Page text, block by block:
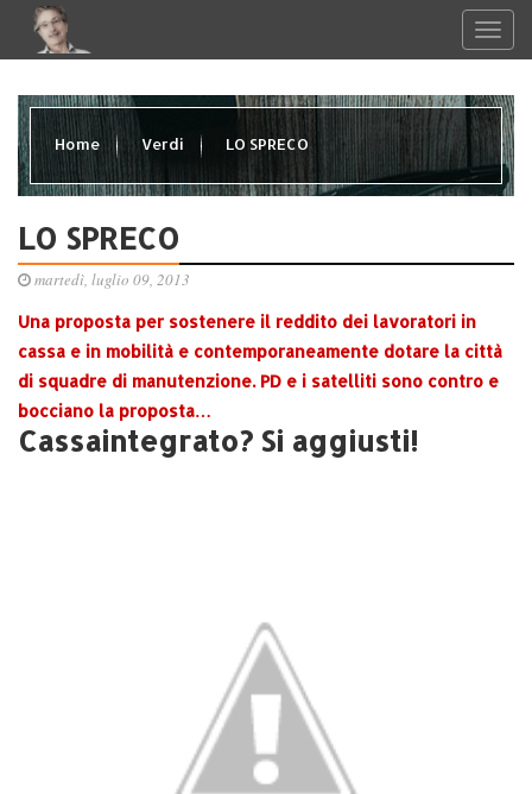
Home Verdi LO SPRECO
LO SPRECO
martedì, luglio 09, 2013
Una proposta per sostenere il reddito dei lavoratori in
cassa e in mobilità e contemporaneamente dotare la città
di squadre di manutenzione. PD e i satelliti sono contro e
bocciano la proposta…
Cassaintegrato? Si aggiusti!